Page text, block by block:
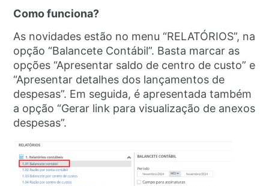
Como funciona?
As novidades estão no menu “RELATÓRIOS”, na
opção “Balancete Contábil”. Basta marcar as
opções “Apresentar saldo de centro de custo” e
“Apresentar detalhes dos lançamentos de
despesas”. Em seguida, é apresentada também
a opção “Gerar link para visualização de anexos
despesas”.